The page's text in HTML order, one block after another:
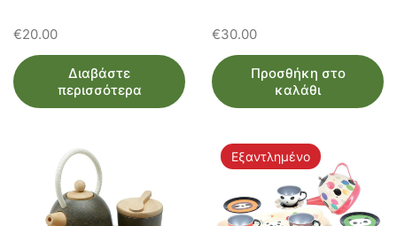
€20.00
Διαβάστε
περισσότερα
€30.00
Προσθήκη στο
καλάθι
Εξαντλημένο